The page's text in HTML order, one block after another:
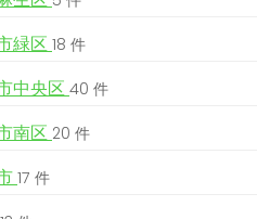
緑区 18 件
中央区 40 件
南区 20 件
17 件